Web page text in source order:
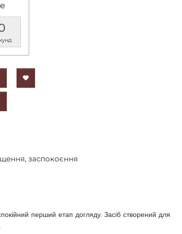
заспокоєння
перший етап догляду. Засіб створений для